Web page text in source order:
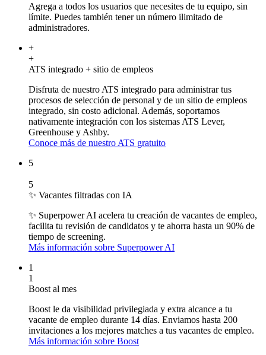
Agrega a todos los usuarios que necesites de tu equipo, sin
límite. Puedes también tener un número ilimitado de
administradores.
+
+
ATS integrado + sitio de empleos
Disfruta de nuestro ATS integrado para administrar tus
procesos de selección de personal y de un sitio de empleos
integrado, sin costo adicional. Además, soportamos
nativamente integración con los sistemas ATS Lever,
Greenhouse y Ashby.
Conoce más de nuestro ATS gratuito
5
5
✨ Vacantes filtradas con IA
✨ Superpower AI acelera tu creación de vacantes de empleo,
facilita tu revisión de candidatos y te ahorra hasta un 90% de
tiempo de screening.
Más información sobre Superpower AI
1
1
Boost al mes
Boost le da visibilidad privilegiada y extra alcance a tu
vacante de empleo durante 14 días. Enviamos hasta 200
invitaciones a los mejores matches a tus vacantes de empleo.
Más información sobre Boost